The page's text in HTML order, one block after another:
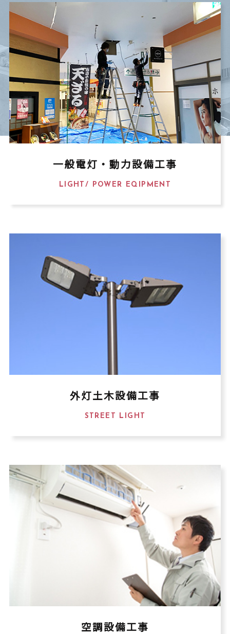
一般電灯・動力設備工事
LIGHT/ POWER EQIPMENT
外灯土木設備工事
STREET LIGHT
空調設備工事